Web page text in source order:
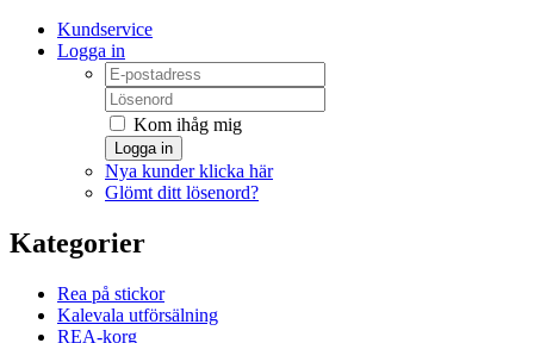
Kundservice
Logga in
Kom ihåg mig
Logga in
Nya kunder klicka här
Glömt ditt lösenord?
Kategorier
Rea på stickor
Kalevala utförsälning
REA-korg